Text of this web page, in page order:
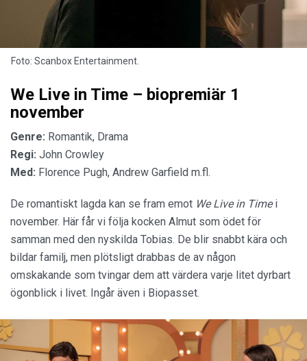
Foto: Scanbox Entertainment.
We Live in Time – biopremiär 1
november
Genre: Romantik, Drama
Regi: John Crowley
Med: Florence Pugh, Andrew Garfield m.fl.
De romantiskt lagda kan se fram emot We Live in Timei
november. Här får vi följa kocken Almut som ödet för
samman med den nyskilda Tobias. De blir snabbt kära och
bildar familj, men plötsligt drabbas de av någon
omskakande som tvingar dem att värdera varje litet dyrbart
ögonblick i livet. Ingår även i Biopasset.